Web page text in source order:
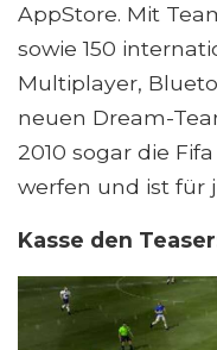
AppStore. Mit
sowie 150
Multiplayer,
neuen Dream-
2010 sogar die
werfen und ist für
Kasse den